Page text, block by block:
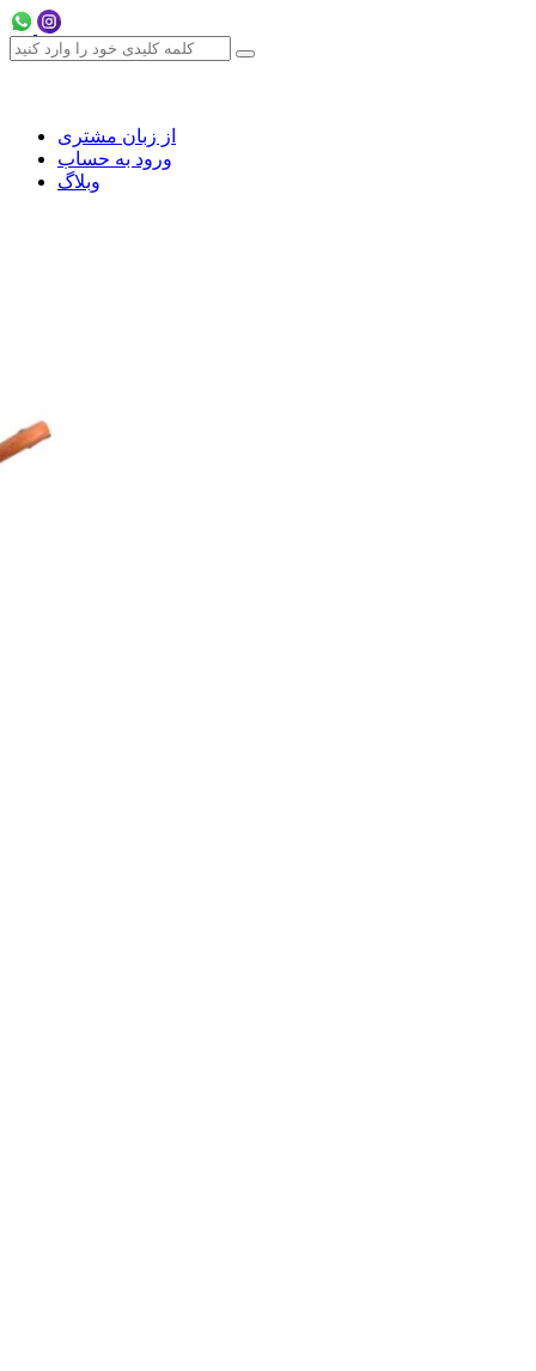
از زبان مشتری
ورود به حساب
وبلاگ